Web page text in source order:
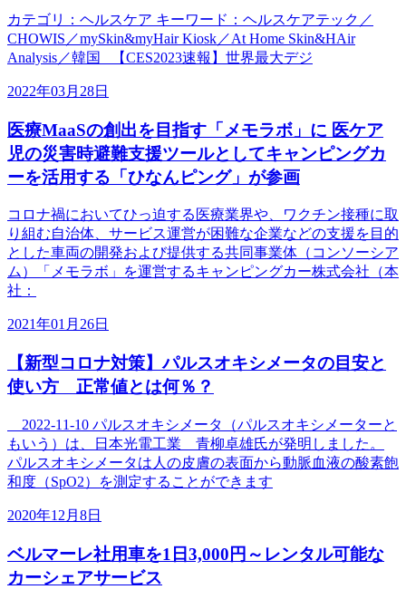
カテゴリ：ヘルスケア キーワード：ヘルスケアテック／
CHOWIS／mySkin&myHair Kiosk／At Home Skin&HAir
Analysis／韓国 【CES2023速報】世界最大デジ
2022年03月28日
医療MaaSの創出を目指す「メモラボ」に 医ケア
児の災害時避難支援ツールとしてキャンピングカ
ーを活用する「ひなんピング」が参画
コロナ禍においてひっ迫する医療業界や、ワクチン接種に取
り組む自治体、サービス運営が困難な企業などの支援を目的
とした車両の開発および提供する共同事業体（コンソーシア
ム）「メモラボ」を運営するキャンピングカー株式会社（本
社：
2021年01月26日
【新型コロナ対策】パルスオキシメータの目安と
使い方 正常値とは何％？
2022-11-10 パルスオキシメータ（パルスオキシメーターと
もいう）は、日本光電工業 青柳卓雄氏が発明しました。
パルスオキシメータは人の皮膚の表面から動脈血液の酸素飽
和度（SpO2）を測定することができます
2020年12月8日
ベルマーレ社用車を1日3,000円～レンタル可能な
カーシェアサービス